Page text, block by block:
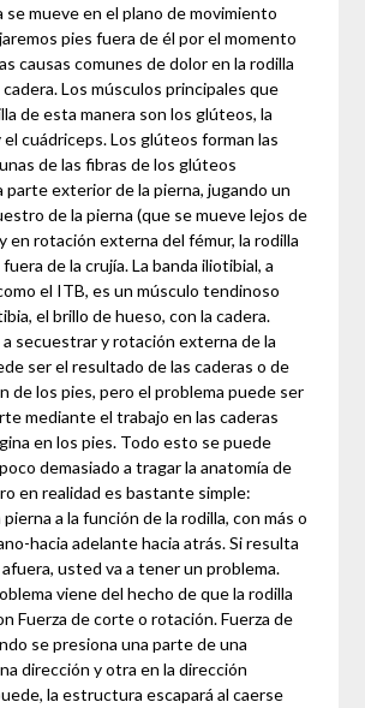
se mueve en el plano de movimiento
pies fuera de él por el momento
causas comunes de dolor en la rodilla
Los músculos principales que
de esta manera son los glúteos, la
cuádriceps. Los glúteos forman las
de las fibras de los glúteos
parte exterior de la pierna, jugando un
de la pierna (que se mueve lejos de
en rotación externa del fémur, la rodilla
de la crujía. La banda iliotibial, a
el ITB, es un músculo tendinoso
el brillo de hueso, con la cadera.
secuestrar y rotación externa de la
ser el resultado de las caderas o de
de los pies, pero el problema puede ser
mediante el trabajo en las caderas
en los pies. Todo esto se puede
demasiado a tragar la anatomía de
en realidad es bastante simple:
a la función de la rodilla, con más o
hacia adelante hacia atrás. Si resulta
usted va a tener un problema.
viene del hecho de que la rodilla
Fuerza de corte o rotación. Fuerza de
se presiona una parte de una
dirección y otra en la dirección
la estructura escapará al caerse